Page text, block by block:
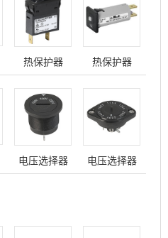
热保护器 热保护器
电压选择器 电压选择器